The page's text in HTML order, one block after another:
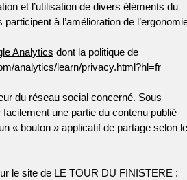
et l’utilisation de divers éléments du
à l’amélioration de
Analytics dont la politique de
analytics/learn/privacy.html?hl=fr
du réseau social concerné. Sous
une partie du contenu publié
« bouton » applicatif de partage selon le
le site de LE TOUR DU FINISTERE :